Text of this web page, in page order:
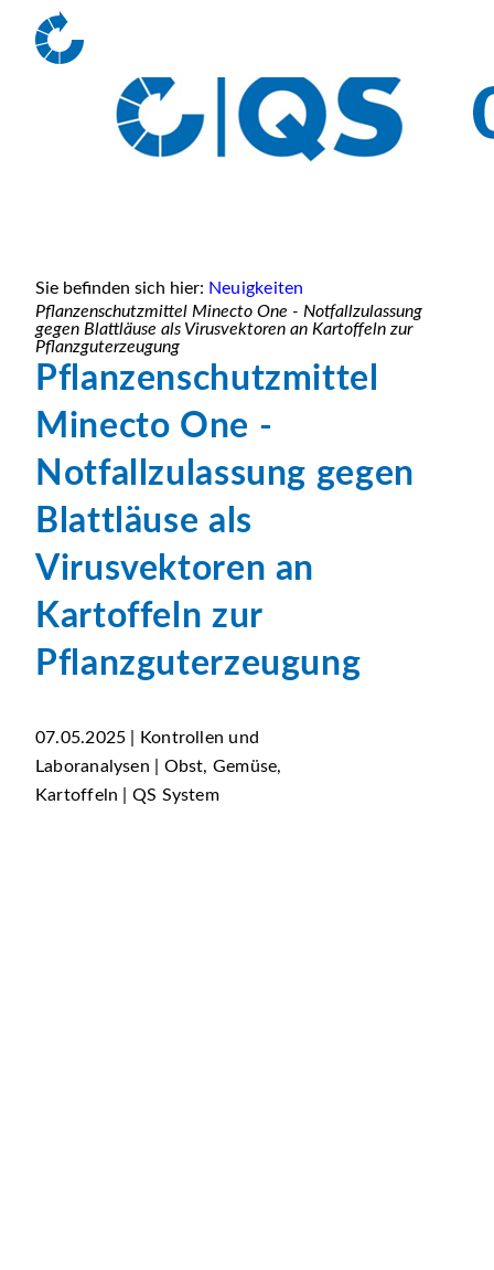
Sie befinden sich hier: Neuigkeiten
Pflanzenschutzmittel Minecto One - Notfallzulassung
gegen Blattläuse als Virusvektoren an Kartoffeln zur
Pflanzguterzeugung
Pflanzenschutzmittel
Minecto One -
Notfallzulassung gegen
Blattläuse als
Virusvektoren an
Kartoffeln zur
Pflanzguterzeugung
07.05.2025 | Kontrollen und
Laboranalysen | Obst, Gemüse,
Kartoffeln | QS System